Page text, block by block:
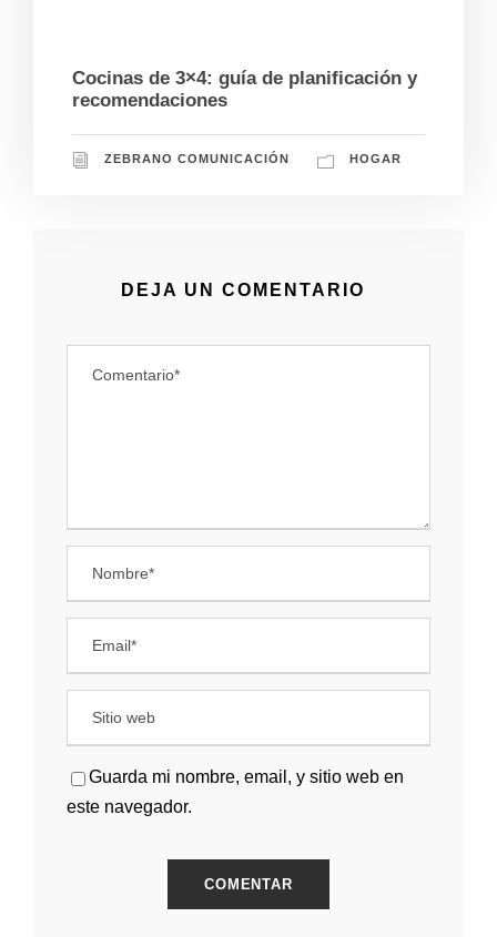
Cocinas de 3×4: guía de planificación y
recomendaciones
ZEBRANO COMUNICACIÓN HOGAR
DEJA UN COMENTARIO
Guarda mi nombre, email, y sitio web en
este navegador.